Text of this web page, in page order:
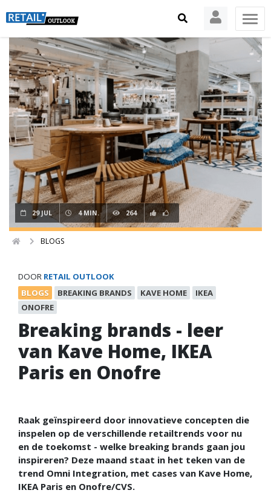
29 JUL 4 MIN. 264
BLOGS
DOOR RETAIL OUTLOOK
BLOGS
BREAKING BRANDS KAVE HOME
IKEA
ONOFRE
Breaking brands - leer
van Kave Home, IKEA
Paris en Onofre
Raak geïnspireerd door innovatieve concepten die
inspelen op de verschillende retailtrends voor nu
en de toekomst - welke breaking brands gaan jou
inspireren? Deze maand staat in het teken van de
trend Omni Integration, met cases van Kave Home,
IKEA Paris en Onofre/CVS.